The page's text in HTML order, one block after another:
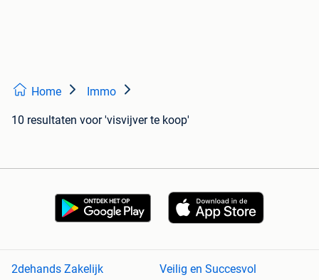
Home Immo
10 resultaten voor 'visvijver te koop'
2dehands Zakelijk
Veilig en Succesvol